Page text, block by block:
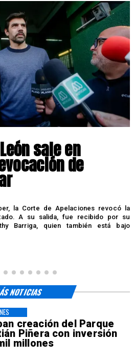
sale en
de
la Corte de Apelaciones revocó la
A su salida, fue recibido por su
Barriga, quien también está bajo
creación del Parque
Piñera con inversión
millones
NOTICIAS